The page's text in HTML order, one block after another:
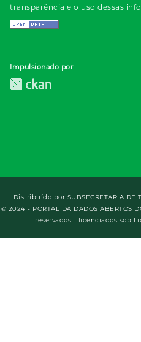
transparência e o uso dessas
Impulsionado por
Distribuído por SUBSECRETARIA DE
© 2024 - PORTAL DA DADOS ABERTOS
reservados - licenciados sob